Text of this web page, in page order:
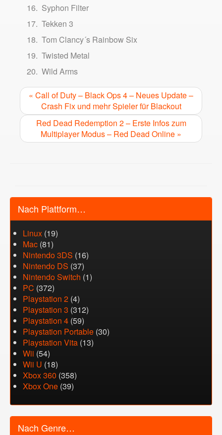
Syphon Filter
Tekken 3
Tom Clancy´s Rainbow Six
Twisted Metal
Wild Arms
« Call of Duty – Black Ops 4 – Neues Update –
Crash Fix und mehr Spieler für Blackout
Red Dead Redemption 2 – Erste Infos zum
Multiplayer Modus – Red Dead Online »
Nach Plattform…
Linux (19)
Mac (81)
Nintendo 3DS (16)
Nintendo DS (37)
Nintendo Switch (1)
PC (372)
Playstation 2 (4)
Playstation 3 (312)
Playstation 4 (59)
Playstation Portable (30)
Playstation Vita (13)
Wii (54)
Wii U (18)
Xbox 360 (358)
Xbox One (39)
Nach Genre…